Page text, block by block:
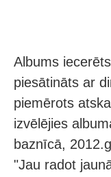
Albums
piesātināts ar
piemērots
izvēlējies
baznīcā,
"Jau radot